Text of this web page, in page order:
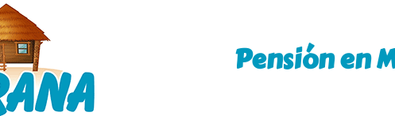
Pensión en